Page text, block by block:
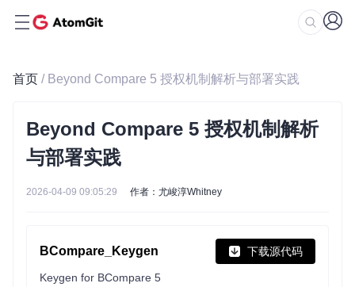
首页 / Beyond Compare 5 授权机制解析与部署实践
Beyond Compare 5 授权机制解析
与部署实践
2026-04-09 09:05:29 作者：尤峻淳Whitney
BCompare_Keygen 下载源代码
Keygen for BCompare 5